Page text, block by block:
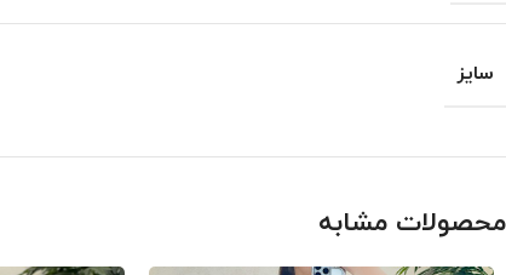
سایز
محصولات مشابه